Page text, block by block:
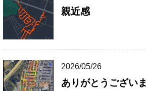
親近感
2026/05/26
ありがとうございま